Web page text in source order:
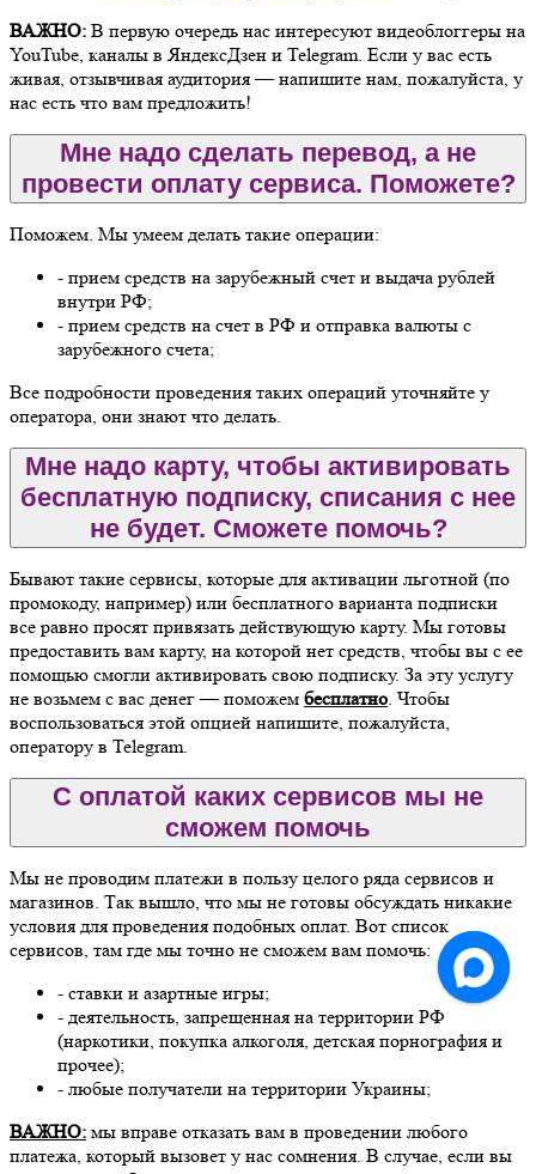
ВАЖНО: В первую очередь нас интересуют видеоблоггеры на
YouTube, каналы в ЯндексДзен и Telegram. Если у вас есть
живая, отзывчивая аудитория — напишите нам, пожалуйста, у
нас есть что вам предложить!
Мне надо сделать перевод, а не
провести оплату сервиса. Поможете?
Поможем. Мы умеем делать такие операции:
- прием средств на зарубежный счет и выдача рублей
внутри РФ;
- прием средств на счет в РФ и отправка валюты с
зарубежного счета;
Все подробности проведения таких операций уточняйте у
оператора, они знают что делать.
Мне надо карту, чтобы активировать
бесплатную подписку, списания с нее
не будет. Сможете помочь?
Бывают такие сервисы, которые для активации льготной (по
промокоду, например) или бесплатного варианта подписки
все равно просят привязать действующую карту. Мы готовы
предоставить вам карту, на которой нет средств, чтобы вы с ее
помощью смогли активировать свою подписку. За эту услугу
не возьмем с вас денег — поможем бесплатно. Чтобы
воспользоваться этой опцией напишите, пожалуйста,
оператору в Telegram.
С оплатой каких сервисов мы не
сможем помочь
Мы не проводим платежи в пользу целого ряда сервисов и
магазинов. Так вышло, что мы не готовы обсуждать никакие
условия для проведения подобных оплат. Вот список
сервисов, там где мы точно не сможем вам помочь:
- ставки и азартные игры;
- деятельность, запрещенная на территории РФ
(наркотики, покупка алкоголя, детская порнография и
прочее);
- любые получатели на территории Украины;
ВАЖНО: мы вправе отказать вам в проведении любого
платежа, который вызовет у нас сомнения. В случае, если вы